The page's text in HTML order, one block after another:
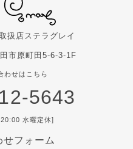
扱店 ステラグレイ
市原町田5-6-3-1F
わせはこちら
5643
水曜定休]
せフォーム